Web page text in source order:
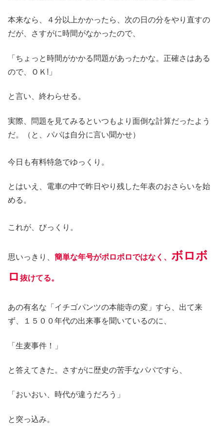
本来なら、４分以上かかったら、次の日の分をやり直すの
だが、さすがに時間がなかったので、
「ちょっと時間がかかる問題があったかな。正確さはある
ので、ＯＫ!」
と言い、終わらせる。
実際、問題を見てみるといつもより面倒な計算だったよう
だ。（と、パパは自分に言い聞かせ）
今日も有料特急でゆっくり。
とはいえ、電車の中で昨日やり残した年表のおさらいを始
める。
これが、びっくり。
思いっきり、 簡単な年号がポロポロではなく、 ボロボ
ロ 抜けてる。
あの有名な「イチゴパンツの本能寺の変」すら、出て来
ず、１５００年代の出来事を聞いているのに、
「生麦事件！」
と答えてきた。さすがに歴史の苦手なパパですら、
「おいおい、時代が違うだろう」
と突っ込み。